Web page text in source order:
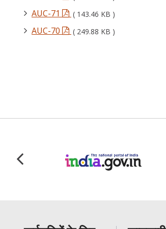
AUC-71 ( 143.46 KB )
AUC-70 ( 249.88 KB )